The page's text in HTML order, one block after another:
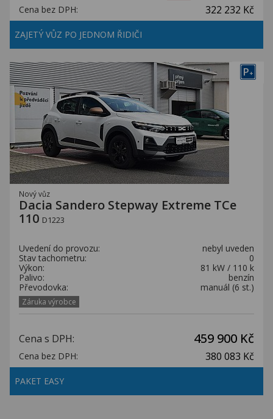
Cena bez DPH: 322 232 Kč
ZAJETÝ VŮZ PO JEDNOM ŘIDIČI
P+
Nový vůz
Dacia Sandero Stepway Extreme TCe
110 D1223
Uvedení do provozu:
nebyl uveden
Stav tachometru:
0
Výkon:
81 kW / 110 k
Palivo:
benzín
Převodovka:
manuál (6 st.)
Záruka výrobce
Cena s DPH: 459 900 Kč
Cena bez DPH: 380 083 Kč
PAKET EASY